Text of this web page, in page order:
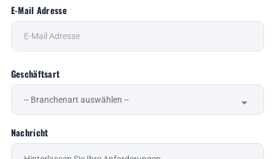
E-Mail Adresse
Geschäftsart
Nachricht